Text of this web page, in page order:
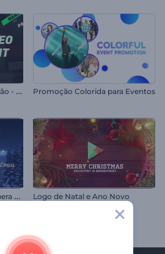
K
it de Ferramentas de Edição - Vídeos Broadcast Promoção Colorida para Eventos
I
ntrodução Mágica da Véspera de Natal Logo de Natal e Ano Novo